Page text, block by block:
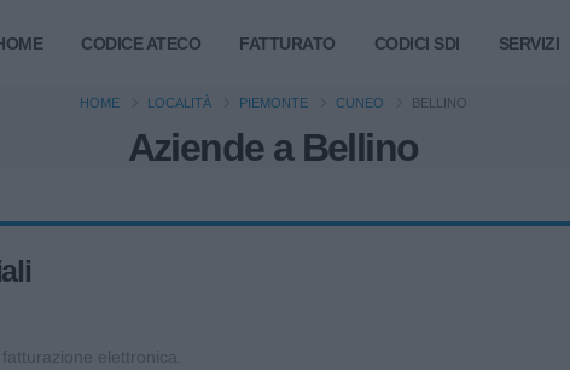
CODICE ATECO FATTURATO CODICI SDI SERVIZI
Aziende a Bellino
HOME LOCALITÀ PIEMONTE CUNEO BELLINO
elettronica.